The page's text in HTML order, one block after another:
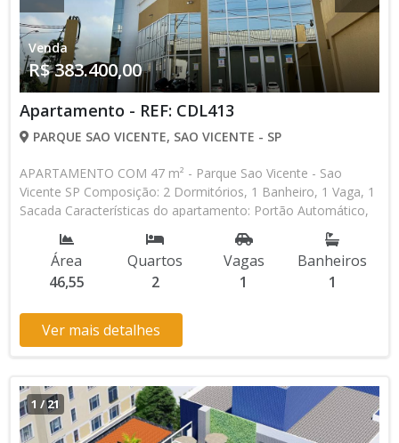
Venda
R$ 383.400,00
Apartamento - REF: CDL413
PARQUE SAO VICENTE, SAO VICENTE - SP
APARTAMENTO COM 47 m² - Parque Sao Vicente - Sao
Vicente SP Composição: 2 Dormitórios, 1 Banheiro, 1 Vaga, 1
Sacada Características do apartamento: Portão Automático,
Piscina, Salão de Jogos, Salão de Festas, Espaço Kids Aceita
Financiamento Bancário Lançamento, Pronto para Morar *
Os valores e disponibilidade podem ser alterados sem prévio
aviso. Favor verificar entrando em contato com nossa equipe
Área
46,55
Quartos
2
Vagas
1
Banheiros
1
Ver mais detalhes
1 /21